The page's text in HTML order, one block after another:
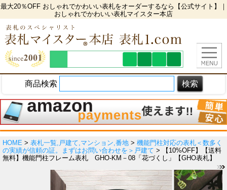
最大20％OFF おしゃれでかわいい表札をオーダーするなら【公式サイト】｜
おしゃれでかわいい表札マイスター本店
商品検索
HOME > 表札一覧,戸建て,マンション,番地 > 機能門柱対応の表札＜数多く
の実績が信頼の証。まずはお問い合わせを＞戸建て > 【10%OFF】【送料
無料】機能門柱フレーム表札 GHO-KM－08「花づくし」【GHO表札】